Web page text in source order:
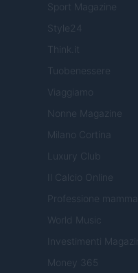
Sport Magazine
Style24
Think.it
Tuobenessere
Viaggiamo
Nonne Magazine
Milano Cortina
Luxury Club
Il Calcio Online
Professione mamma
World Music
Investimenti
Money 365